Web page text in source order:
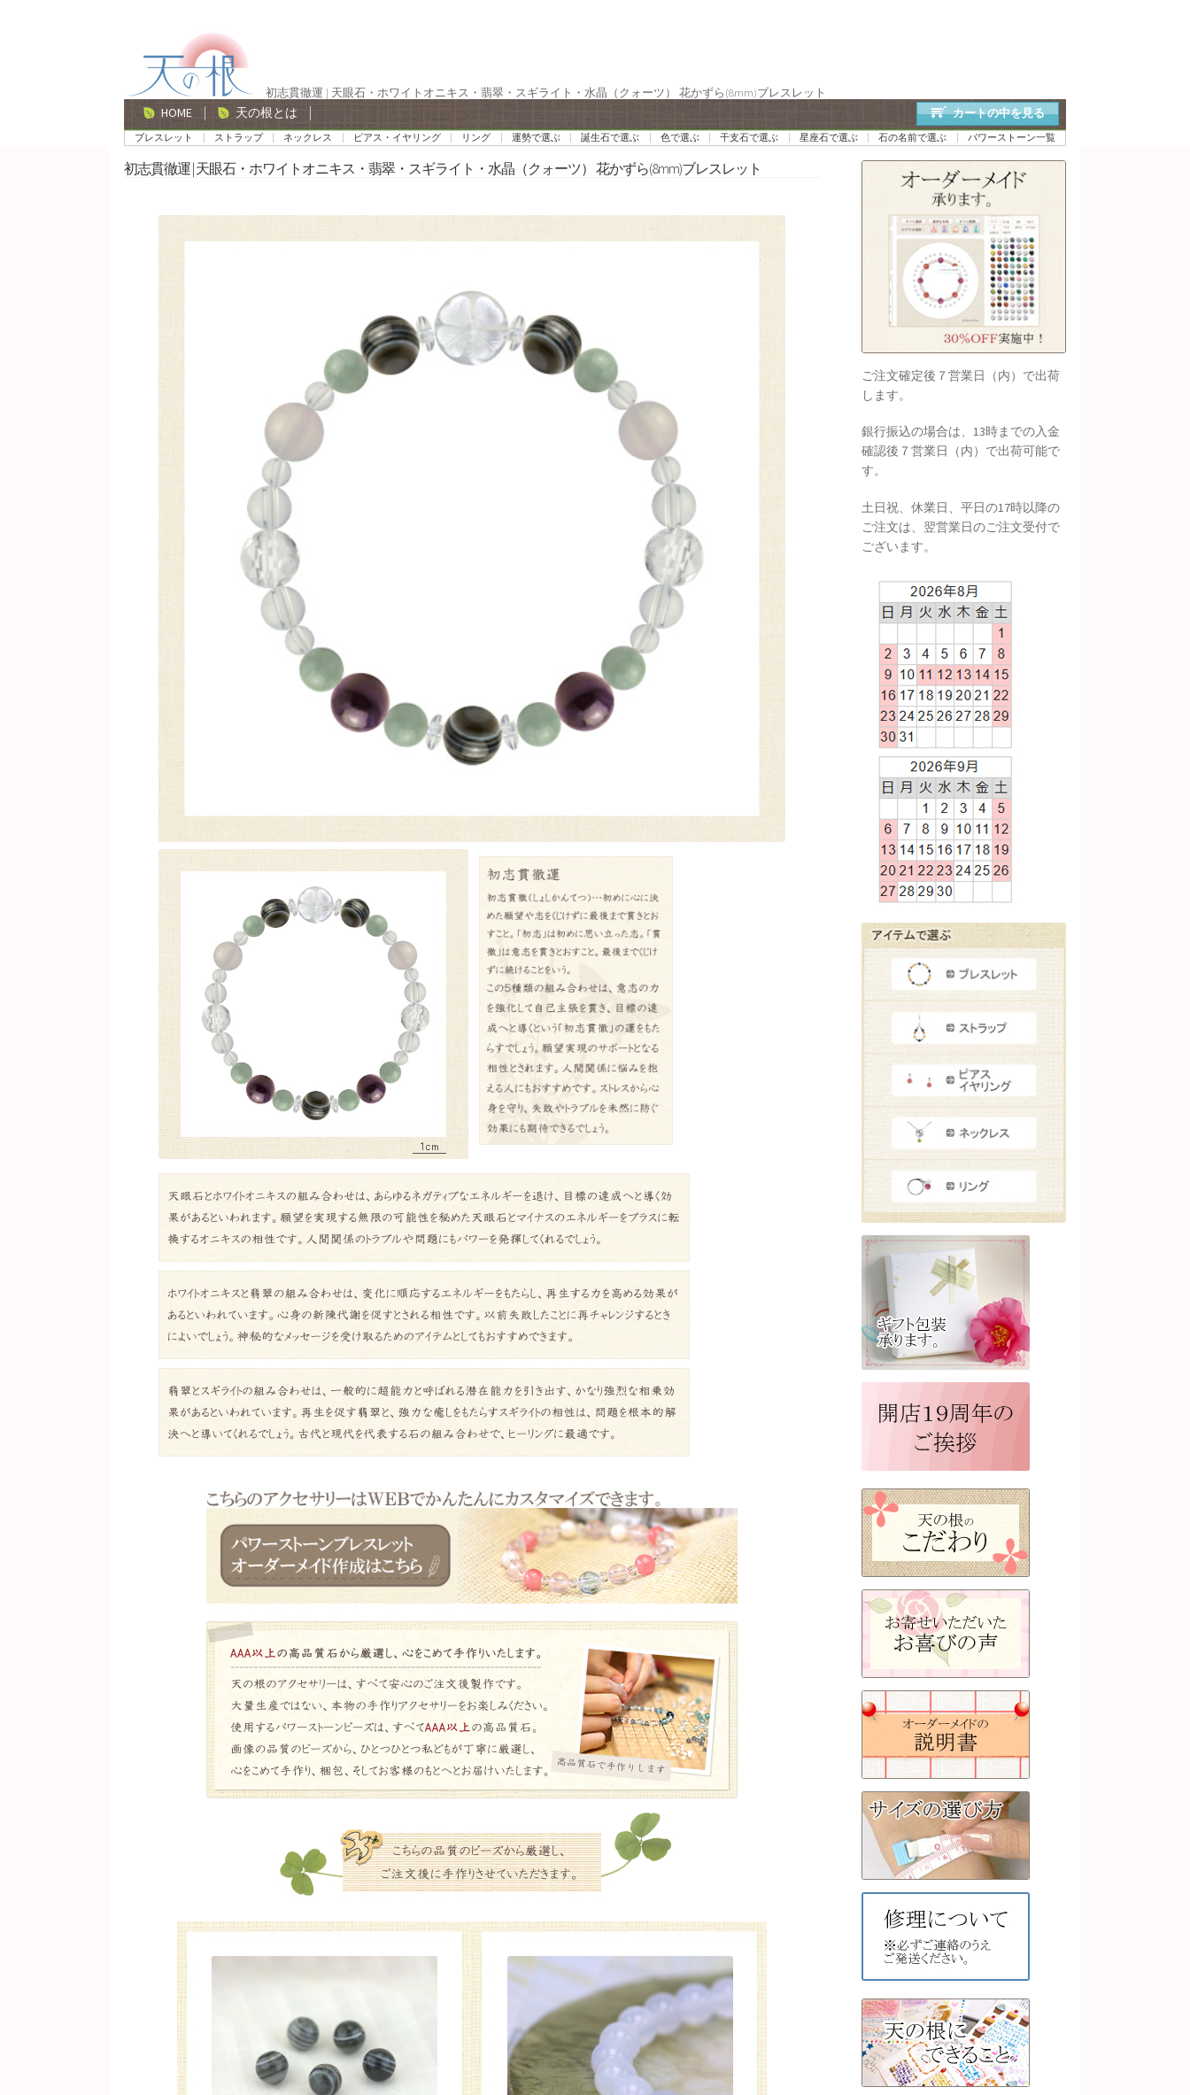
ー
シ
ョ
ン
ン
ツ
へ
ス
初志貫徹運 | 天眼石・ホワイトオニキス・翡翠・スギライト・水晶（クォーツ） 花かずら(8mm)ブレスレット
HOME 天の根とは カートの中を見る
ブレスレット ストラップ ネックレス ピアス・イヤリング リング 運勢で選ぶ 誕生石で選ぶ 色で選ぶ 干支石で選ぶ 星座石で選ぶ 石の名前で選ぶ パワーストーン一覧
初志貫徹運 | 天眼石・ホワイトオニキス・翡翠・スギライト・水晶（クォーツ） 花かずら(8mm)ブレスレット
ご注文確定後７営業日（内）で出荷
します。
銀行振込の場合は、13時までの入金
確認後７営業日（内）で出荷可能で
す。
土日祝、休業日、平日の17時以降の
ご注文は、翌営業日のご注文受付で
ございます。